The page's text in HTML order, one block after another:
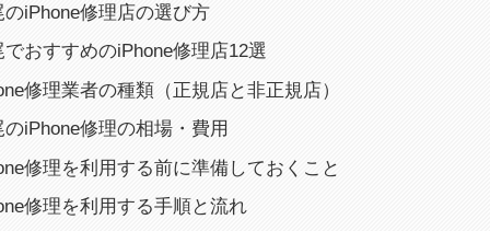
のiPhone修理店の選び方
でおすすめのiPhone修理店12選
修理業者の種類（正規店と非正規店）
のiPhone修理の相場・費用
修理を利用する前に準備しておくこと
修理を利用する手順と流れ